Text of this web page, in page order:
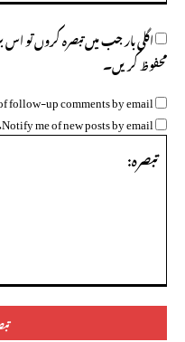
تبصرہ:
اگلی بار جب میں تبصرہ کروں تو
محفوظ کریں۔
follow-up comments by email.
Notify me of new posts by email.